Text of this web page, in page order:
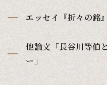
エッセイ『折々の銘
他論文「長谷川等伯
ー」